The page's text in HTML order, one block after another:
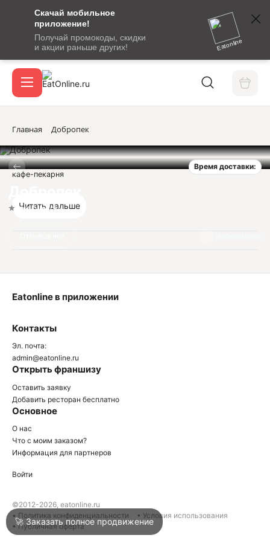
Скачай мобильное
приложение!
Получай промокоды, скидки
и акции раньше других!
Eatonline
сообщение
кодом
подтверждения
Вход / регистрация
Акции
Войти
Написать в техподдержку
Главная Добропек
Время доставки:
Нет оценок
кафе-пекарня
Читать дальше
Контакты
Эл. почта:
admin@eatonline.ru
Открыть франшизу
Оставить заявку
Добавить ресторан бесплатно
Основное
О нас
Что с моим заказом?
Информация для партнеров
Eatonline в приложении
Войти
©2012-2026, eatonline.ru
• Политика конфиденциальности
• Условия использования
• Публичная оферта
🚀 Заказать полное продвижение